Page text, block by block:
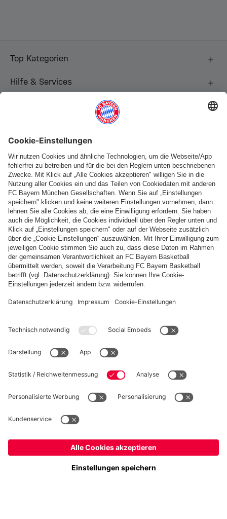
Top Kategorien
Hilfe & Services
Folge uns
Zahlung & Lieferung
FC Bayern Store App
WIDERRUF
Datenschutz
Cookie Details
Preise inklusive MwSt. und zzgl. Versandkosten
© FC Bayern München AG
FC Bayern München AG, Säbener Str. 51-57, 81547 München
Ja,Deutschland, um dorthin zu liefern!
Nein,Global, um dorthin zu liefern!